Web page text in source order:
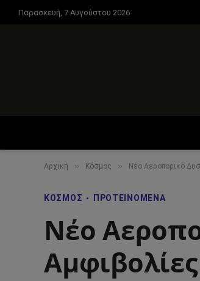
Παρασκευή, 7 Αυγούστου 2026
Αρχική » Κόσμος » Νέο Αεροπορικό
ΚΌΣΜΟΣ ΠΡΟΤΕΙΝΌΜΕΝΑ
Νέο